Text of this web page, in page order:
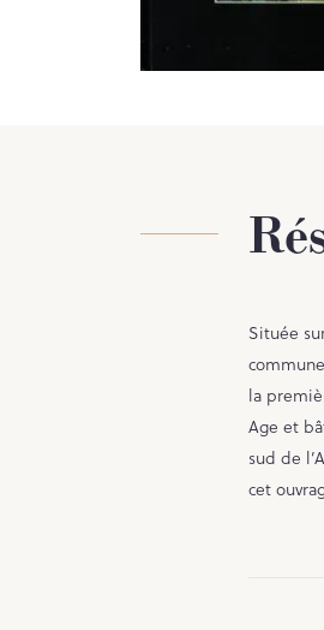
Située
la
Age et
sud de
cet